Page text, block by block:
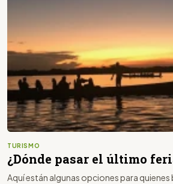
TURISMO
¿Dónde pasar el último
Aquí están algunas opciones para quienes